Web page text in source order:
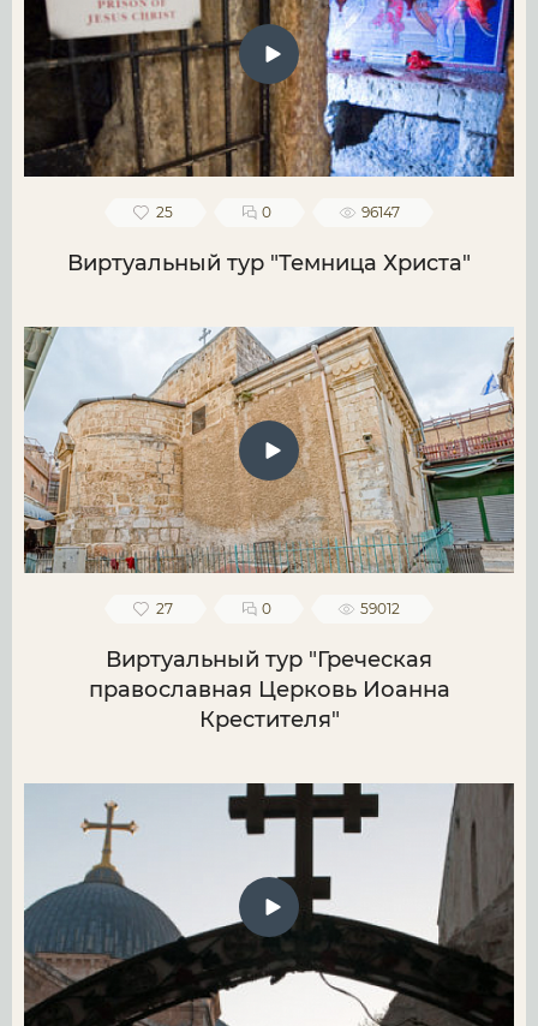
25 0 96147
Виртуальный тур "Темница Христа"
27 0 59012
Виртуальный тур "Греческая
православная Церковь Иоанна
Крестителя"